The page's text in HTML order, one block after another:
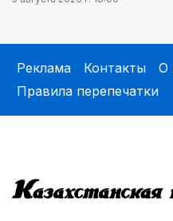
Реклама Контакты
О
Правила перепечатки